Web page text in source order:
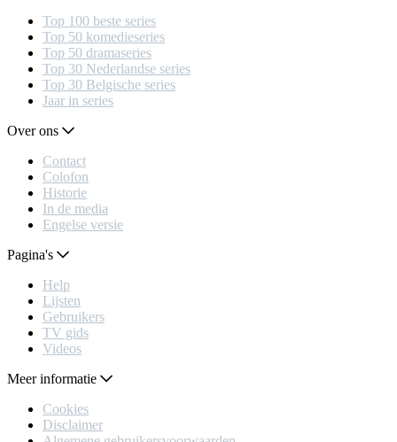
Top 100 beste series
Top 50 komedieseries
Top 50 dramaseries
Top 30 Nederlandse series
Top 30 Belgische series
Jaar in series
Over ons
Contact
Colofon
Historie
In de media
Engelse versie
Pagina's
Help
Lijsten
Gebruikers
TV gids
Videos
Meer informatie
Cookies
Disclaimer